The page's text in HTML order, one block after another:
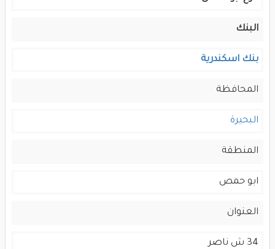
البنك
بنك اسكندرية
المحافظة
البحيرة
المنطقة
ابو حمص
العنوان
34 ش ناصر